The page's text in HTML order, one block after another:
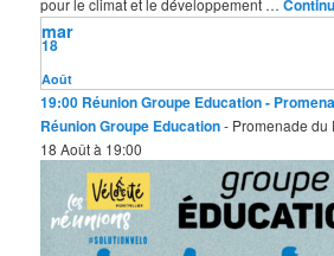
Août
18
mar
19:00 Réunion Groupe Education-
Réunion Groupe Education- Promenade du
18 Août à 19:00